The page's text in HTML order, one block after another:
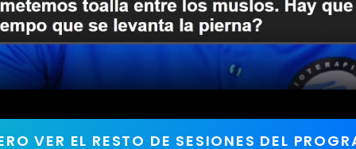
VER EL RESTO DE SESIONES DEL